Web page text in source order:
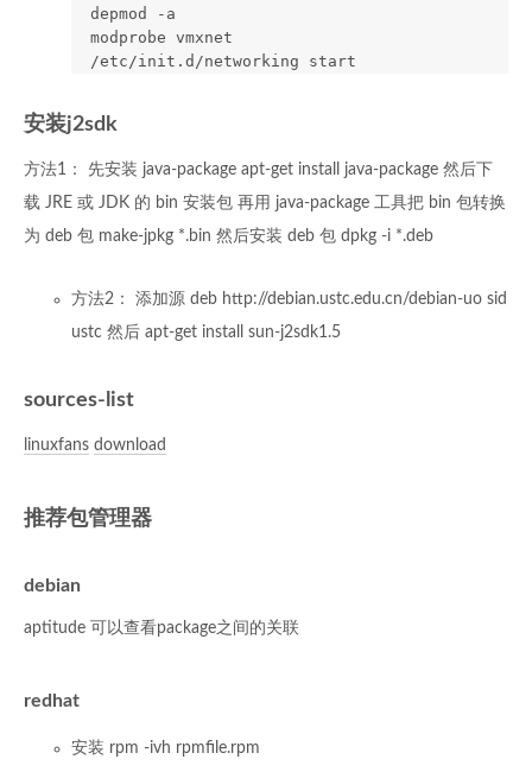
  depmod -a
  modprobe vmxnet
安装j2sdk
方法1： 先安装 java-package apt-get install java-package 然后下
载 JRE 或 JDK 的 bin 安装包 再用 java-package 工具把 bin 包转换
为 deb 包 make-jpkg *.bin 然后安装 deb 包 dpkg -i *.deb
方法2： 添加源 deb http://debian.ustc.edu.cn/debian-uo sid
ustc 然后 apt-get install sun-j2sdk1.5
sources-list
linuxfans download
推荐包管理器
debian
aptitude 可以查看package之间的关联
redhat
安装 rpm -ivh rpmfile.rpm